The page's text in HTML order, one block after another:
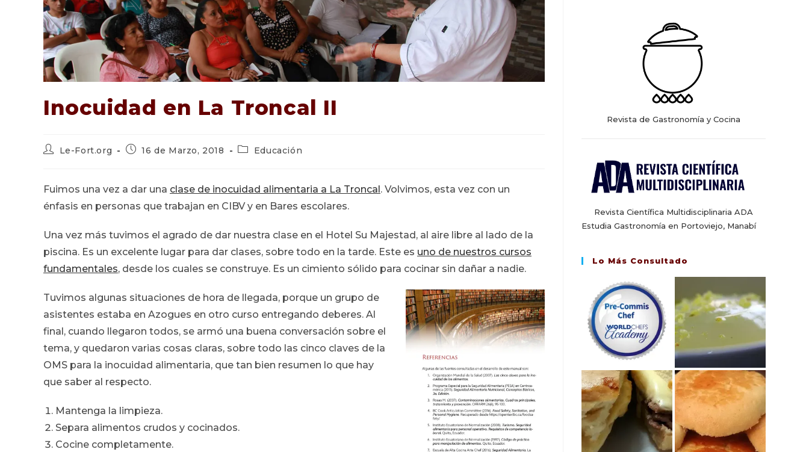
Inocuidad en La Troncal II
Autor
entrada:
Le-Fort.org
Publicación
entrada:
16 de Marzo, 2018
Categoría
entrada:
Educación
Fuimos una vez a dar una clase de inocuidad alimentaria a La Troncal . Volvimos, esta vez con un
énfasis en personas que trabajan en CIBV y en Bares escolares.
Una vez más tuvimos el agrado de dar nuestra clase en el Hotel Su Majestad, al aire libre al lado de la
piscina. Es un excelente lugar para dar clases, sobre todo en la tarde. Este es uno de nuestros cursos
fundamentales, desde los cuales se construye. Es un cimiento sólido para cocinar sin dañar a nadie.
Tuvimos algunas situaciones de hora de llegada, porque un grupo de
asistentes estaba en Azogues en otro curso entregando deberes. Al
final, cuando llegaron todos, se armó una buena conversación sobre el
tema, y quedaron varias cosas claras, sobre todo las cinco claves de la
OMS para la inocuidad alimentaria, que tan bien resumen lo que hay
que saber al respecto.
Mantenga la limpieza.
Separa alimentos crudos y cocinados.
Cocine completamente.
Revista de Gastronomía y Cocina
Revista Científica Multidisciplinaria ADA
Estudia Gastronomía en Portoviejo, Manabí
Lo Más Consultado